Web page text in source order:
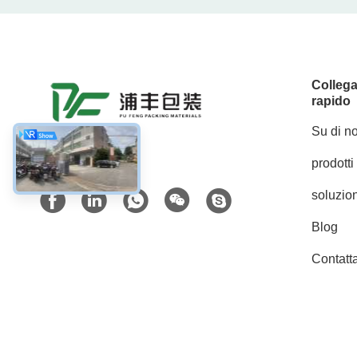
Mezzi sociali
rapido
Su di
prodotti
Blog